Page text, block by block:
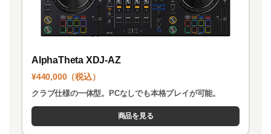
AlphaTheta XDJ-AZ
¥440,000（税込）
クラブ仕様の一体型。PCなしでも本格プレイが可能。
商品を見る